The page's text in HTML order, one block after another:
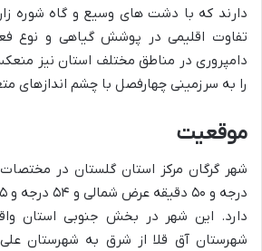
دارند که با دشت های وسیع و گاه شوره
تفاوت اقلیمی در پوشش گیاهی و نوع
دامپروری در مناطق مختلف استان نیز
را به سرزمینی چهارفصل با چشم اندازهای
موقعیت
دارد. این شهر در بخش جنوبی استان
شهرستان آق قلا از شرق به شهرستان